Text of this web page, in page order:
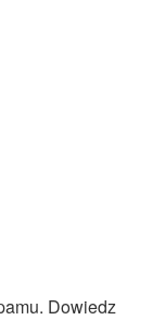
Dowiedz